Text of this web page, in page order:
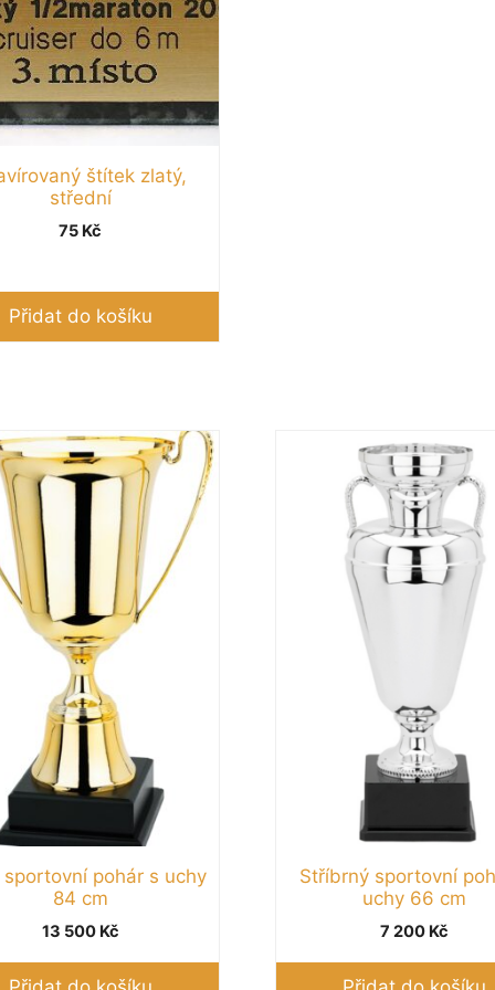
štítek zlatý,
střední
75 Kč
Přidat do košíku
sportovní pohár s uchy
84 cm
13 500 Kč
Stříbrný sportovní
uchy 66 cm
7 200 Kč